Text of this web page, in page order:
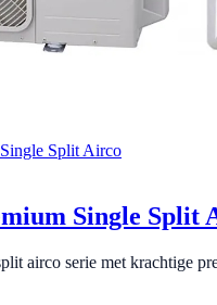
Split Airco
Single Split
airco serie met krachtige